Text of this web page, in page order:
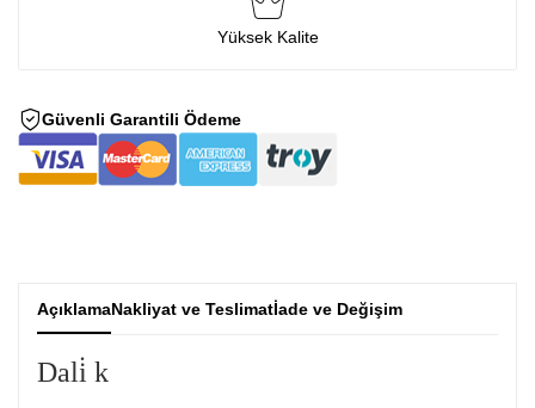
Yüksek Kalite
Güvenli Garantili Ödeme
AçıklamaNakliyat ve Teslimatİade ve Değişim
Dali̇ k